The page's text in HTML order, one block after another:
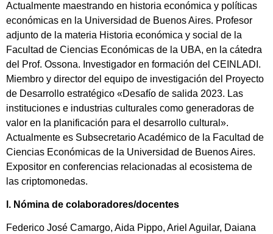
Actualmente maestrando en historia económica y políticas
económicas en la Universidad de Buenos Aires. Profesor
adjunto de la materia Historia económica y social de la
Facultad de Ciencias Económicas de la UBA, en la cátedra
del Prof. Ossona. Investigador en formación del CEINLADI.
Miembro y director del equipo de investigación del Proyecto
de Desarrollo estratégico «Desafío de salida 2023. Las
instituciones e industrias culturales como generadoras de
valor en la planificación para el desarrollo cultural».
Actualmente es Subsecretario Académico de la Facultad de
Ciencias Económicas de la Universidad de Buenos Aires.
Expositor en conferencias relacionadas al ecosistema de
las criptomonedas.
l. Nómina de colaboradores/docentes
Federico José Camargo, Aida Pippo, Ariel Aguilar, Daiana